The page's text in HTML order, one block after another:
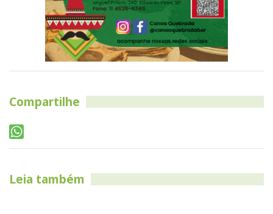
Compartilhe
Leia também